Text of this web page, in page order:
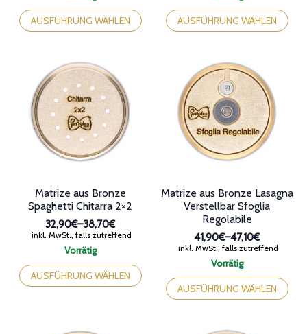
bis
32,90€
AUSFÜHRUNG WÄHLEN
Produkt
weist
Optionen
können
auf
Produktseite
bis
38,70€
AUSFÜHRUNG WÄHLEN
Produkt
weist
Optionen
können
Produktseite
Vorrätig
Matrize aus Bronze
Spaghetti Chitarra 2×2
32,90€–38,70€
Preisspanne:
32,90€
38,70€
inkl. MwSt., falls zutreffend
AUSFÜHRUNG WÄHLEN
Dieses
Produkt
weist
Vorrätig
Matrize aus Bronze Lasagna
Verstellbar Sfoglia
Regolabile
41,90€–47,10€
Preisspanne:
41,90€
47,10€
inkl. MwSt., falls zutreffend
AUSFÜHRUNG WÄHLEN
Dieses
Produkt
weist